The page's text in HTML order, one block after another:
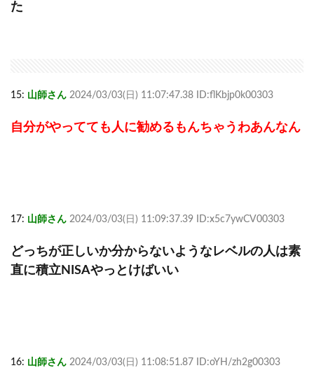
た
15: 山師さん 2024/03/03(日) 11:07:47.38 ID:flKbjp0k00303
自分がやってても人に勧めるもんちゃうわあんなん
17: 山師さん 2024/03/03(日) 11:09:37.39 ID:x5c7ywCV00303
どっちが正しいか分からないようなレベルの人は素
直に積立NISAやっとけばいい
16: 山師さん 2024/03/03(日) 11:08:51.87 ID:oYH/zh2g00303